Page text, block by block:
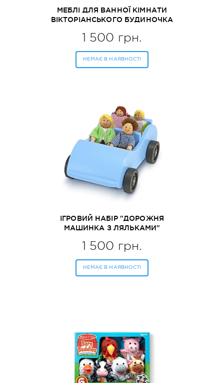
МЕБЛІ ДЛЯ ВАННОЇ КІМНАТИ
ВІКТОРІАНСЬКОГО БУДИНОЧКА
1 500 грн.
НЕМАЄ В НАЯВНОСТІ
ІГРОВИЙ НАБІР "ДОРОЖНЯ
МАШИНКА З ЛЯЛЬКАМИ"
1 500 грн.
НЕМАЄ В НАЯВНОСТІ